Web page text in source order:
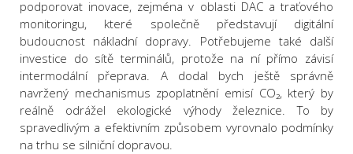
podporovat inovace, zejména v oblasti DAC a traťového
monitoringu, které společně představují digitální
budoucnost nákladní dopravy. Potřebujeme také další
investice do sítě terminálů, protože na ní přímo závisí
intermodální přeprava. A dodal bych ještě správně
navržený mechanismus zpoplatnění emisí CO₂, který by
reálně odrážel ekologické výhody železnice. To by
spravedlivým a efektivním způsobem vyrovnalo podmínky
na trhu se silniční dopravou.